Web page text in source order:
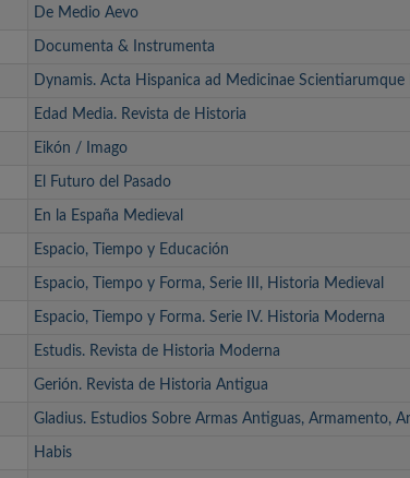
De Medio Aevo
Documenta & Instrumenta
Dynamis. Acta Hispanica ad Medicinae
Edad Media. Revista de Historia
Eikón / Imago
El Futuro del Pasado
En la España Medieval
Espacio, Tiempo y Educación
Espacio, Tiempo y Forma, Serie III, Historia Medieval
Espacio, Tiempo y Forma. Serie IV. Historia Moderna
Estudis. Revista de Historia Moderna
Gerión. Revista de Historia Antigua
Gladius. Estudios Sobre Armas Antiguas, Armamento,
Habis